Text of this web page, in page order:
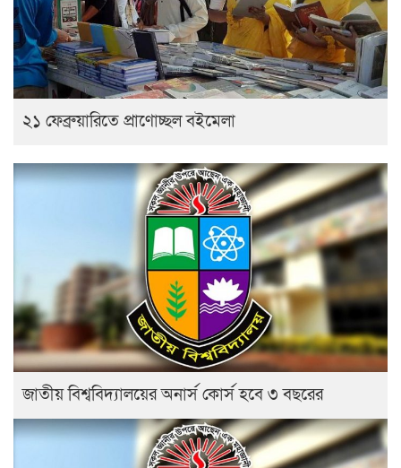
২১ ফেব্রুয়ারিতে প্রাণোচ্ছল বইমেলা
জাতীয় বিশ্ববিদ্যালয়ের অনার্স কোর্স হবে ৩ বছরের